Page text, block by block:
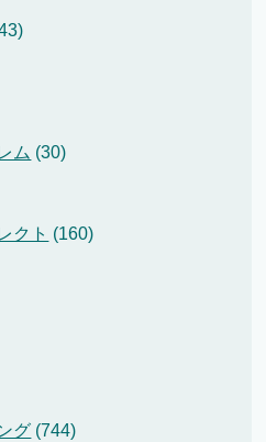
ム (30)
クト (160)
グ (744)